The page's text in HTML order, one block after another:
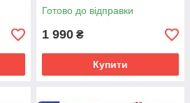
Готово до відправки
1 990 ₴
Купити